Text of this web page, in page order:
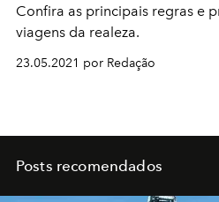
Confira as principais regras e
viagens da realeza.
23.05.2021 por Redação
Posts recomendados